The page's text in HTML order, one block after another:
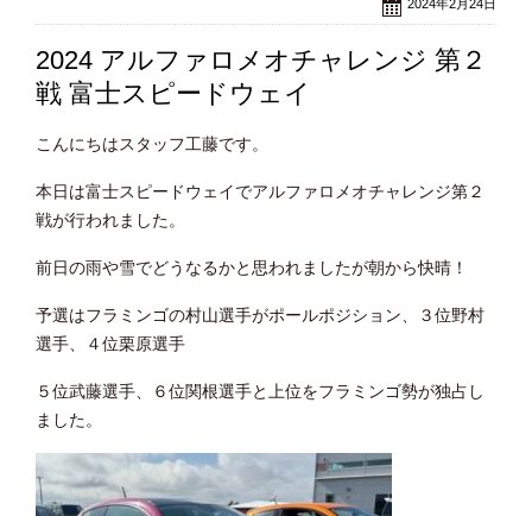
2024年2月24日
2024 アルファロメオチャレンジ 第２
戦 富士スピードウェイ
こんにちはスタッフ工藤です。
本日は富士スピードウェイでアルファロメオチャレンジ第２
戦が行われました。
前日の雨や雪でどうなるかと思われましたが朝から快晴！
予選はフラミンゴの村山選手がポールポジション、３位野村
選手、４位栗原選手
５位武藤選手、６位関根選手と上位をフラミンゴ勢が独占し
ました。